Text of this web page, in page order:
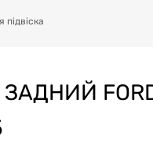
підвіска
FORD